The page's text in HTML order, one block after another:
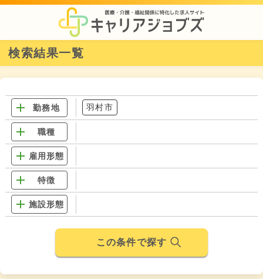
検索結果一覧
勤務地 羽村市
職種
雇用形態
特徴
施設形態
この条件で探す